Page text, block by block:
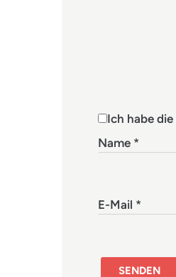
Ich habe die
Name *
E-Mail *